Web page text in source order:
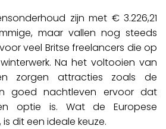
zijn met € 3.226,21
maar vallen nog steeds
veel Britse freelancers die op
Na het voltooien van
zorgen attracties zoals de
goed nachtleven ervoor dat
optie is. Wat de Europese
dit een ideale keuze.